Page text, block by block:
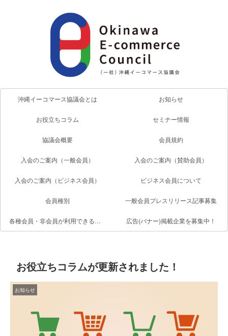
沖縄イーコマース協議会とは お知らせ
お役立ちコラム セミナー情報
協議会概要 会員規約
入会のご案内（一般会員） 入会のご案内（賛助会員）
入会のご案内（ビジネス会員） ビジネス会員について
会員種別 一般会員プレスリリース記事募集
各種会員・非会員が利用できるサービス一覧 広告(バナー)掲載企業を募集中！
お役立ちコラムが更新されました！
お知らせ